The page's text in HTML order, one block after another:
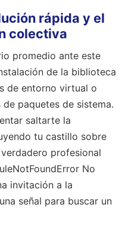
rápida y el
colectiva
promedio ante este
de la biblioteca
de entorno virtual o
paquetes de sistema.
saltarte la
tu castillo sobre
profesional
No
invitación a la
señal para buscar un